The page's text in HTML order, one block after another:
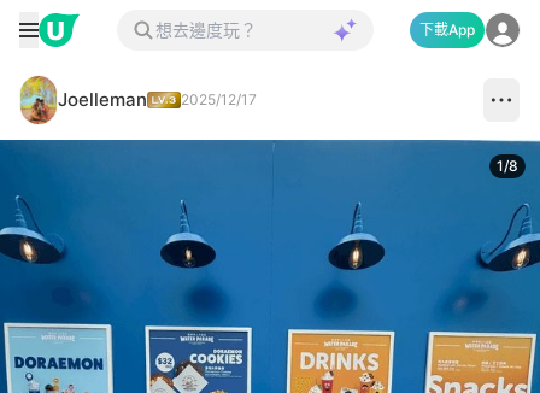
下載App
Joelleman 2025/12/17
1/8